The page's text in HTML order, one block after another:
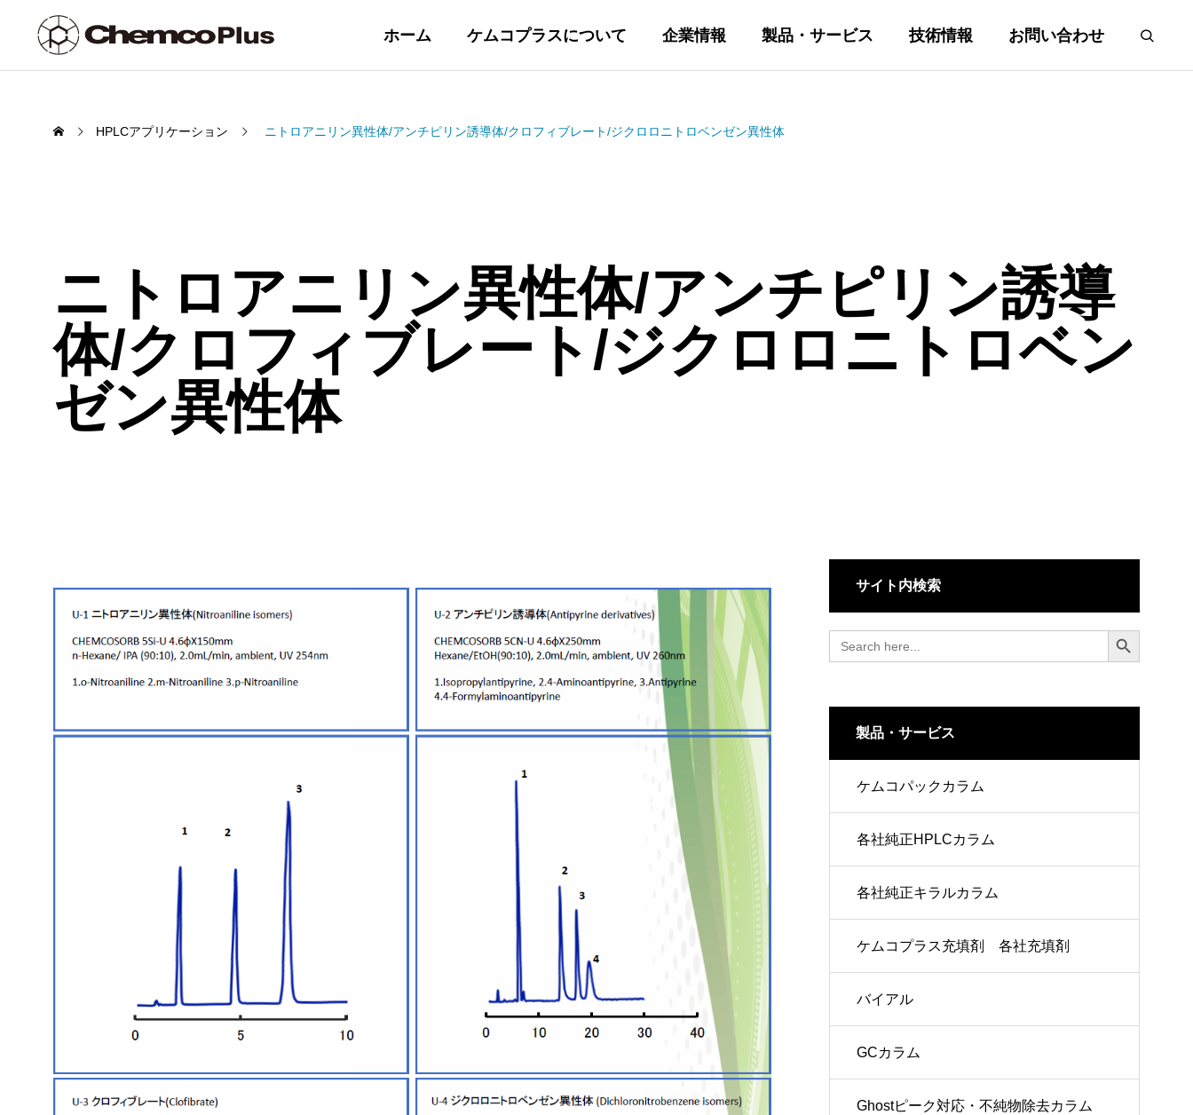
ホーム ケムコプラスについて 企業情報 製品・サービス 技術情報 お問い合わせ
ケムコパックカラ
ム
Chemcopak columns
各社純正HPLCカラ
ム
Genuine Columns
各社純正キラルカラ
ム
Chiral Columns
HPLCアプリケーション ニトロアニリン異性体/アンチピリン誘導体/クロフィブレート/ジクロロニトロベンゼン異性体
ニトロアニリン異性体/アンチピリン誘導
体/クロフィブレート/ジクロロニトロベン
ゼン異性体
サイト内検索
Search
for:
Search Button
製品・サービス
ケムコパックカラム
各社純正HPLCカラム
各社純正キラルカラム
ケムコプラス充填剤 各社充填剤
バイアル
GCカラム
Ghostピーク対応・不純物除去カラム